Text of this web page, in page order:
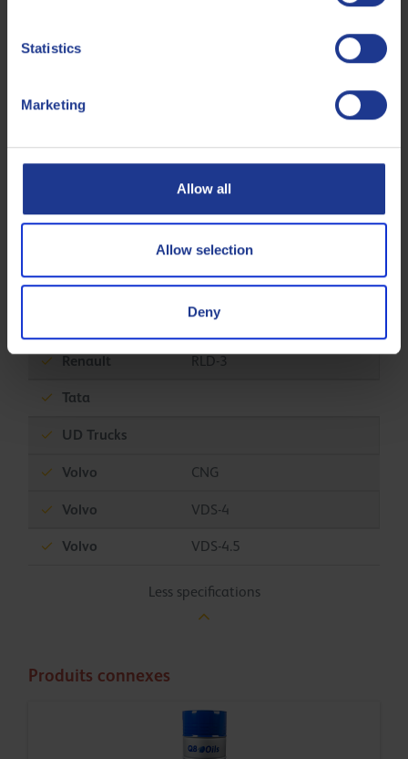
Statistics
Marketing
Allow all
Allow selection
Deny
MAN
MTU Type 2.1
EO-O Premium Plus
Mack EO-S 4.5
RGD
Renault RLD-3
Tata
UD Trucks
Volvo CNG
Volvo VDS-4
Volvo VDS-4.5
Less specifications
Produits connexes